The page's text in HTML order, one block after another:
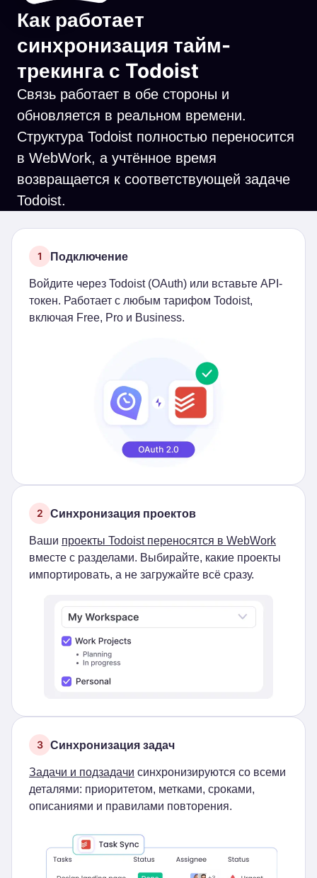
Как работает
синхронизация тайм-
трекинга с Todoist
Связь работает в обе стороны и
обновляется в реальном времени.
Структура Todoist полностью переносится
в WebWork, а учтённое время
возвращается к соответствующей задаче
Todoist.
1 Подключение
Войдите через Todoist (OAuth) или вставьте API-
токен. Работает с любым тарифом Todoist,
включая Free, Pro и Business.
2 Синхронизация проектов
Ваши проекты Todoist переносятся в WebWork
вместе с разделами. Выбирайте, какие проекты
импортировать, а не загружайте всё сразу.
3 Синхронизация задач
Задачи и подзадачи синхронизируются со всеми
деталями: приоритетом, метками, сроками,
описаниями и правилами повторения.